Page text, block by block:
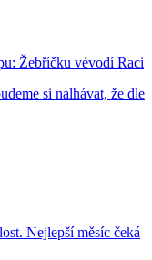
Žebříčku vévodí Raci
si nalhávat, že dle
Nejlepší měsíc čeká